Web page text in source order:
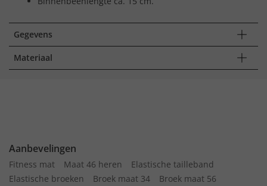
Gegevens
Materiaal
Aanbevelingen
Fitness mat Maat 46 heren
Elastische tailleband
Elastische broeken
Broek maat 34
Broek maat 56